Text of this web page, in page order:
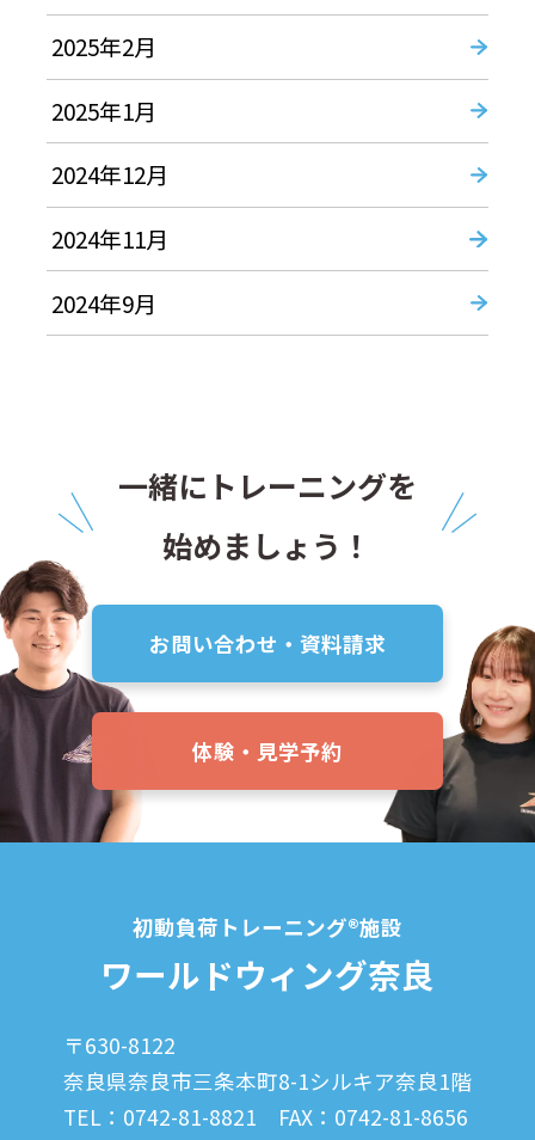
2025年2月
2025年1月
2024年12月
2024年11月
2024年9月
一緒にトレーニングを
始めましょう！
お問い合わせ・資料請求
体験・見学予約
初動負荷トレーニング®施設
ワールドウィング奈良
〒630-8122
奈良県奈良市三条本町8-1シルキア奈良1階
TEL：0742-81-8821 FAX：0742-81-8656